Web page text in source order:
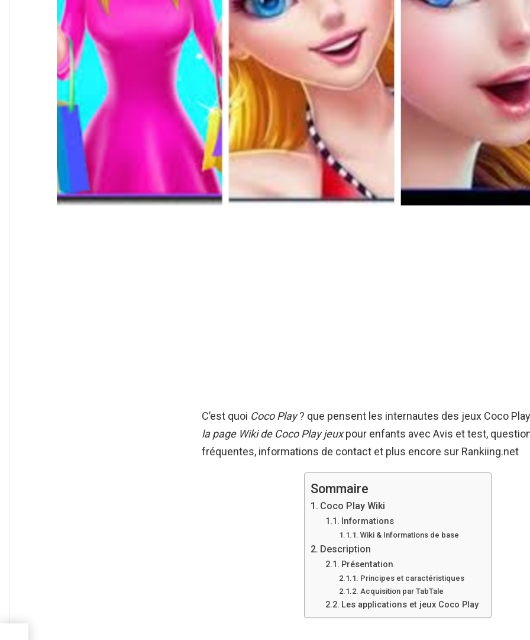
C’est quoi Coco Play? que pensent les internautes des jeux Coco
la page Wiki de Coco Play jeuxpour enfants avec Avis et test,
fréquentes, informations de contact et plus encore sur Rankiing.net
Sommaire
Coco Play Wiki
Informations
Wiki & Informations de base
Description
Présentation
Principes et caractéristiques
Acquisition par TabTale
Les applications et jeux Coco Play